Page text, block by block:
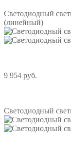
Светодиодный
(линейный)
9 954 руб.
Светодиодный